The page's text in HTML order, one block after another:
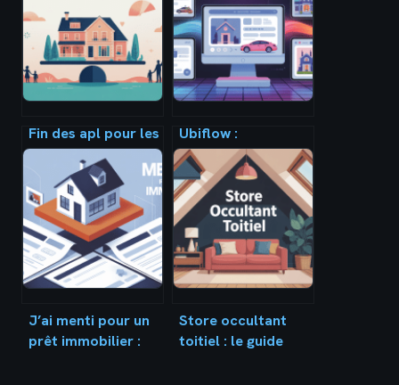
Fin des apl pour les
propriétaires : ce
qui change
vraiment pour vous
Ubiflow :
plateforme, avis et
alternatives pour
booster vos
annonces
J’ai menti pour un
prêt immobilier :
Store occultant
toitiel : le guide